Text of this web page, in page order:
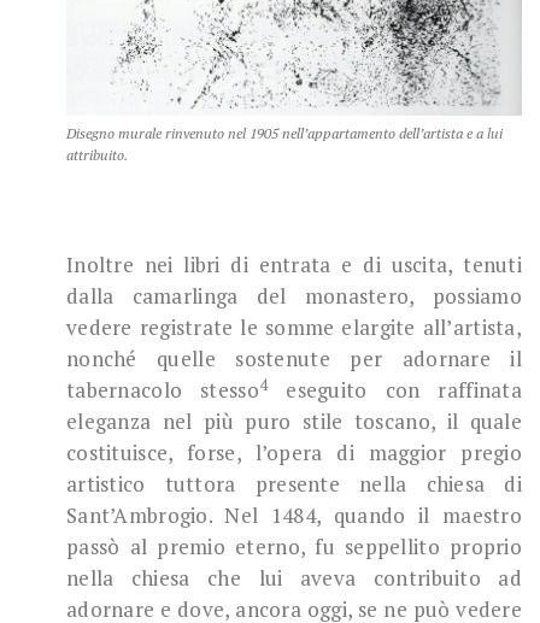
Disegno murale rinvenuto nel 1905 nell’appartamento dell’artista e a lui
attribuito.
Inoltre nei libri di entrata e di uscita, tenuti
dalla camarlinga del monastero, possiamo
vedere registrate le somme elargite all’artista,
nonché quelle sostenute per adornare il
tabernacolo stesso4eseguito con raffinata
eleganza nel più puro stile toscano, il quale
costituisce, forse, l’opera di maggior pregio
artistico tuttora presente nella chiesa di
Sant’Ambrogio. Nel 1484, quando il maestro
passò al premio eterno, fu seppellito proprio
nella chiesa che lui aveva contribuito ad
adornare e dove, ancora oggi, se ne può vedere